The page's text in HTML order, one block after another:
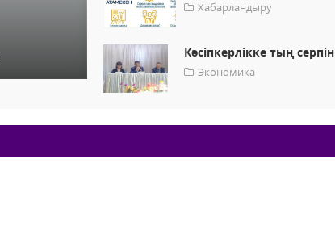
Хабарландыру
Кәсіпкерлікке тың серпін
Экономика